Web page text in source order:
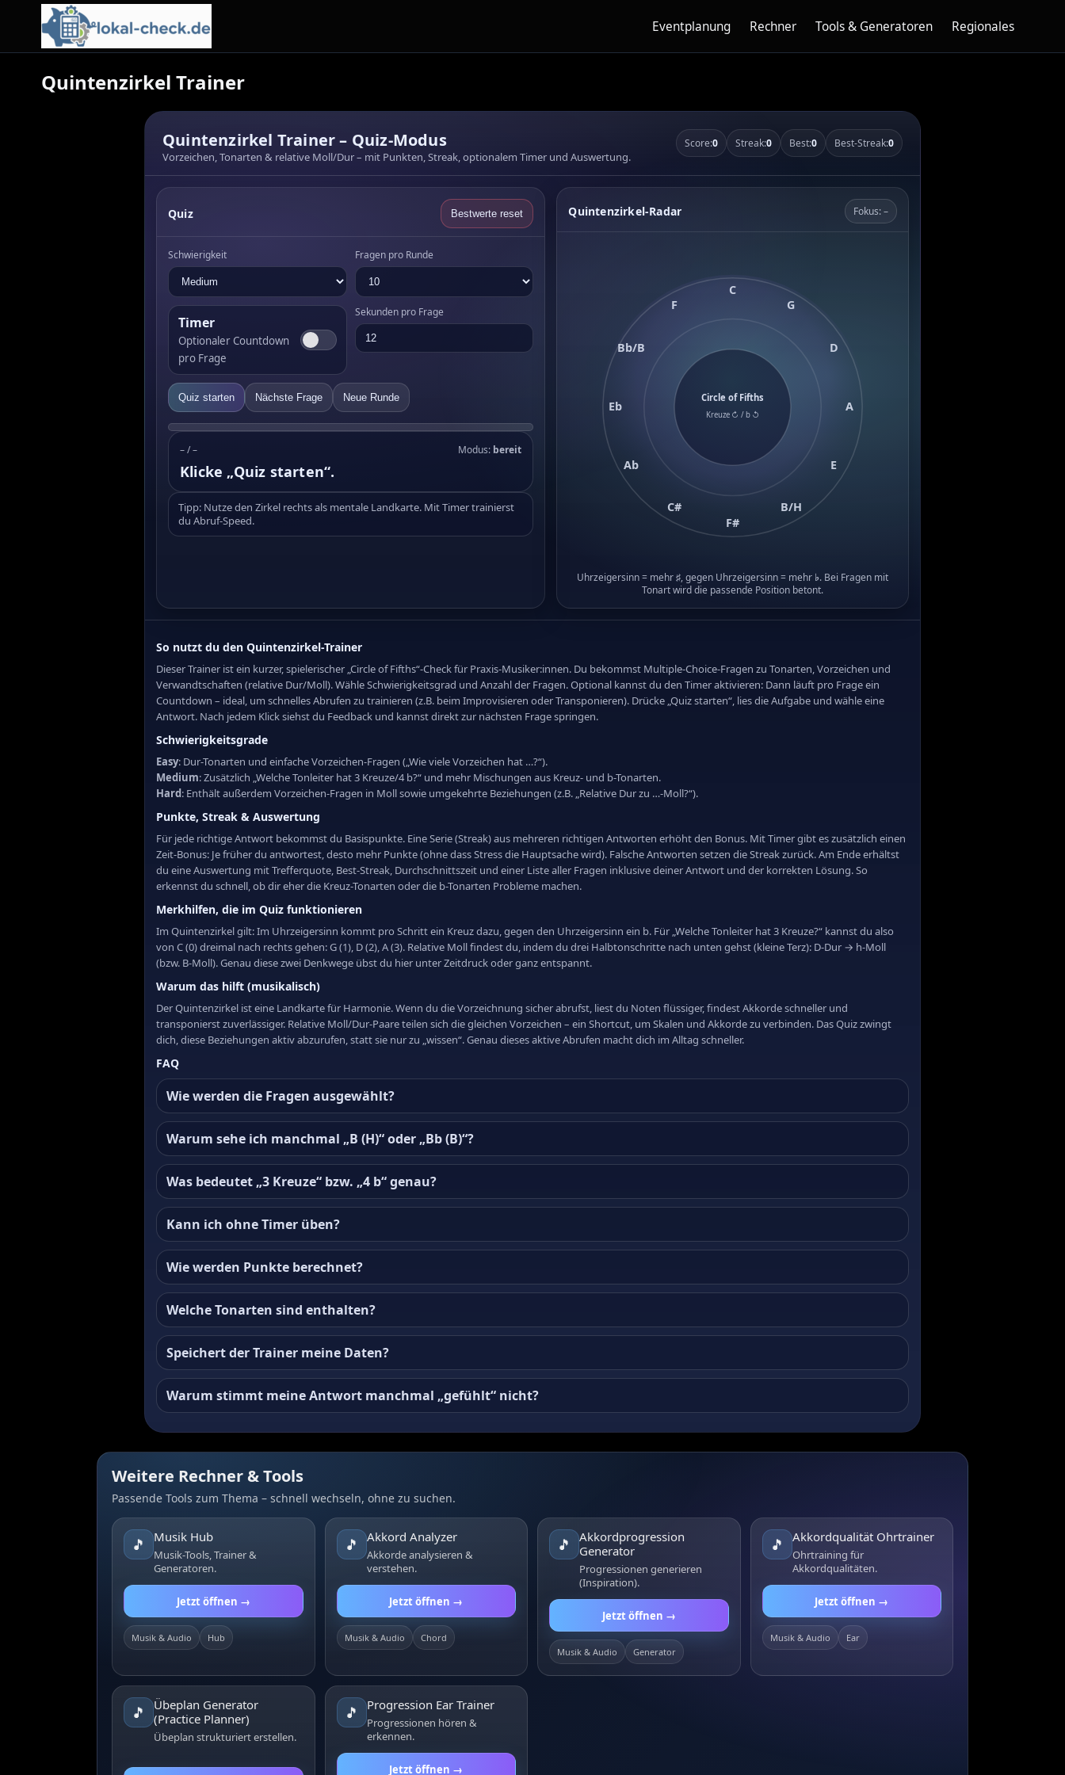
Eventplanung Rechner Tools & Generatoren Regionales
Quintenzirkel Trainer
Quintenzirkel Trainer – Quiz-Modus
Vorzeichen, Tonarten & relative Moll/Dur – mit Punkten, Streak, optionalem Timer und Auswertung.
Score:0 Streak:0 Best:0 Best-Streak:0
Quiz Bestwerte reset
Schwierigkeit Fragen pro Runde
Timer
Optionaler Countdown
pro Frage
Sekunden pro Frage
Quiz starten Nächste Frage Neue Runde
–/– Modus: bereit
Klicke „Quiz starten“.
Tipp: Nutze den Zirkel rechts als mentale Landkarte. Mit Timer trainierst
du Abruf-Speed.
Quintenzirkel-Radar Fokus: –
C
G
D
A
E
B/H
F#
C#
Ab
Eb
Bb/B
F
Circle of Fifths
Kreuze ↻ / b ↺
Uhrzeigersinn = mehr♯, gegen Uhrzeigersinn = mehr ♭. Bei Fragen mit
Tonart wird die passende Position betont.
So nutzt du den Quintenzirkel-Trainer
Dieser Trainer ist ein kurzer, spielerischer „Circle of Fifths“-Check für Praxis-Musiker:innen. Du bekommst Multiple-Choice-Fragen zu Tonarten, Vorzeichen und
Verwandtschaften (relative Dur/Moll). Wähle Schwierigkeitsgrad und Anzahl der Fragen. Optional kannst du den Timer aktivieren: Dann läuft pro Frage ein
Countdown – ideal, um schnelles Abrufen zu trainieren (z.B. beim Improvisieren oder Transponieren). Drücke „Quiz starten“, lies die Aufgabe und wähle eine
Antwort. Nach jedem Klick siehst du Feedback und kannst direkt zur nächsten Frage springen.
Schwierigkeitsgrade
Easy: Dur-Tonarten und einfache Vorzeichen-Fragen („Wie viele Vorzeichen hat …?“).
Medium: Zusätzlich „Welche Tonleiter hat 3 Kreuze/4 b?“ und mehr Mischungen aus Kreuz- und b-Tonarten.
Hard: Enthält außerdem Vorzeichen-Fragen in Moll sowie umgekehrte Beziehungen (z.B. „Relative Dur zu …-Moll?“).
Punkte, Streak & Auswertung
Für jede richtige Antwort bekommst du Basispunkte. Eine Serie (Streak) aus mehreren richtigen Antworten erhöht den Bonus. Mit Timer gibt es zusätzlich einen
Zeit-Bonus: Je früher du antwortest, desto mehr Punkte (ohne dass Stress die Hauptsache wird). Falsche Antworten setzen die Streak zurück. Am Ende erhältst
du eine Auswertung mit Trefferquote, Best-Streak, Durchschnittszeit und einer Liste aller Fragen inklusive deiner Antwort und der korrekten Lösung. So
erkennst du schnell, ob dir eher die Kreuz-Tonarten oder die b-Tonarten Probleme machen.
Merkhilfen, die im Quiz funktionieren
Im Quintenzirkel gilt: Im Uhrzeigersinn kommt pro Schritt ein Kreuz dazu, gegen den Uhrzeigersinn ein b. Für „Welche Tonleiter hat 3 Kreuze?“ kannst du also
von C (0) dreimal nach rechts gehen: G (1), D (2), A (3). Relative Moll findest du, indem du drei Halbtonschritte nach unten gehst (kleine Terz): D-Dur → h-Moll
(bzw. B-Moll). Genau diese zwei Denkwege übst du hier unter Zeitdruck oder ganz entspannt.
Warum das hilft (musikalisch)
Der Quintenzirkel ist eine Landkarte für Harmonie. Wenn du die Vorzeichnung sicher abrufst, liest du Noten flüssiger, findest Akkorde schneller und
transponierst zuverlässiger. Relative Moll/Dur-Paare teilen sich die gleichen Vorzeichen – ein Shortcut, um Skalen und Akkorde zu verbinden. Das Quiz zwingt
dich, diese Beziehungen aktiv abzurufen, statt sie nur zu „wissen“. Genau dieses aktive Abrufen macht dich im Alltag schneller.
FAQ
Wie werden die Fragen ausgewählt?
Warum sehe ich manchmal „B (H)“ oder „Bb (B)“?
Was bedeutet „3 Kreuze“ bzw. „4 b“ genau?
Kann ich ohne Timer üben?
Wie werden Punkte berechnet?
Welche Tonarten sind enthalten?
Speichert der Trainer meine Daten?
Warum stimmt meine Antwort manchmal „gefühlt“ nicht?
Weitere Rechner & Tools
Passende Tools zum Thema – schnell wechseln, ohne zu suchen.
🎵 Musik Hub
Musik-Tools, Trainer &
Generatoren.
Jetzt öffnen →
Musik & Audio Hub
🎵 Akkord Analyzer
Akkorde analysieren &
verstehen.
Jetzt öffnen →
Musik & Audio Chord
🎵
Akkordprogression
Generator
Progressionen generieren
(Inspiration).
Jetzt öffnen →
Musik & Audio Generator
🎵 Akkordqualität Ohrtrainer
Ohrtraining für
Akkordqualitäten.
Jetzt öffnen →
Musik & Audio Ear
🎵
Übeplan Generator
(Practice Planner)
Übeplan strukturiert erstellen.
🎵 Progression Ear Trainer
Progressionen hören &
erkennen.
Jetzt öffnen →